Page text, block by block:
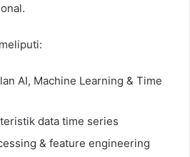
AI, Machine Learning & Time
data time series
& feature engineering